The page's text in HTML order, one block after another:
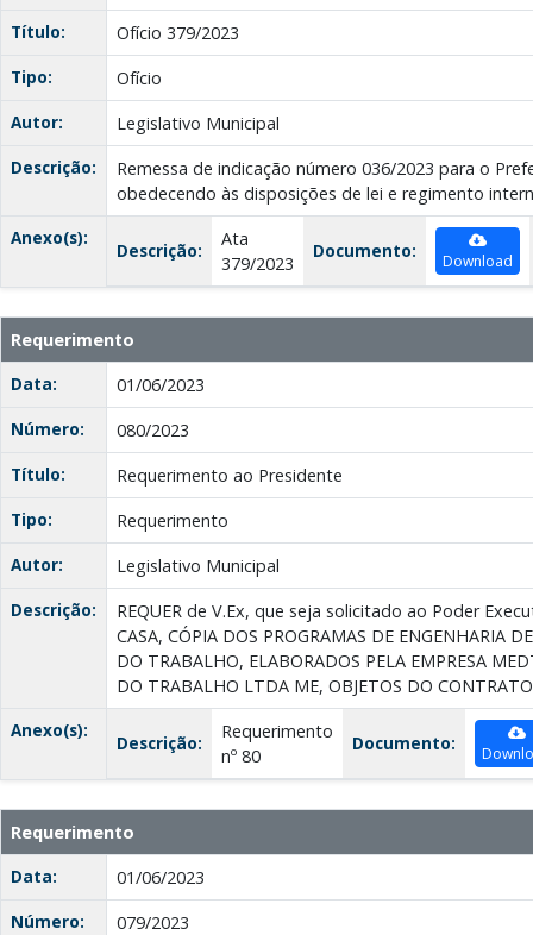
Título:
Ofício 379/2023
Tipo:
Ofício
Autor:
Legislativo Municipal
Descrição:
Remessa de indicação número 036/2023 para o
obedecendo às disposições de lei e regimento
Anexo(s):
Descrição:
Ata
379/2023
Documento: Download
Requerimento
Data:
01/06/2023
Número:
080/2023
Título:
Requerimento ao Presidente
Tipo:
Requerimento
Autor:
Legislativo Municipal
Descrição:
REQUER de V.Ex, que seja solicitado ao Poder
CASA, CÓPIA DOS PROGRAMAS DE ENGENHARIA
DO TRABALHO, ELABORADOS PELA EMPRESA
DO TRABALHO LTDA ME, OBJETOS DO
Anexo(s):
Descrição:
Requerimento
nº 80
Documento:
Requerimento
Data:
01/06/2023
Número:
079/2023